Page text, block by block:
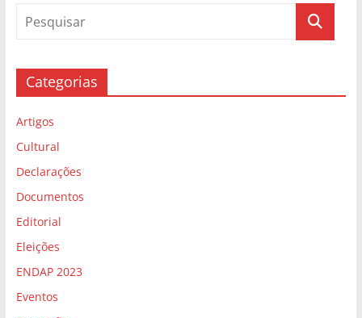
Categorias
Artigos
Cultural
Declarações
Documentos
Editorial
Eleições
ENDAP 2023
Eventos